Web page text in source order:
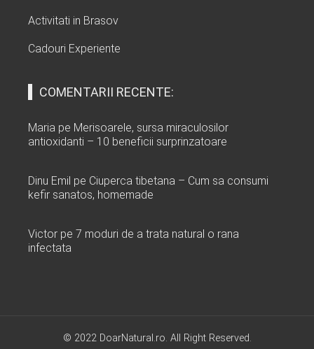
Activitati in Brasov
Cadouri Experiente
COMENTARII RECENTE:
Maria pe Merisoarele, sursa miraculosilor
antioxidanti – 10 beneficii surprinzatoare
Dinu Emil pe Ciuperca tibetana – Cum sa consumi
kefir sanatos, homemade
Victor pe 7 moduri de a trata natural o rana
infectata
© 2022 DoarNatural.ro. All Right Reserved.